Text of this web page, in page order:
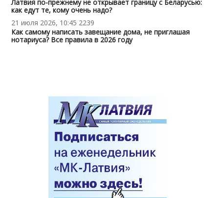
Латвия по-прежнему не открывает границу с Беларусью:
как едут те, кому очень надо?
21 июля 2026, 10:45 2239
Как самому написать завещание дома, не приглашая
нотариуса? Все правила в 2026 году